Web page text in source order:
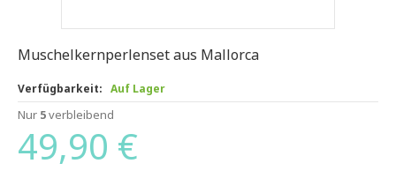
Muschelkernperlenset aus Mallorca
Verfügbarkeit: Auf Lager
Nur 5verbleibend
49,90 €